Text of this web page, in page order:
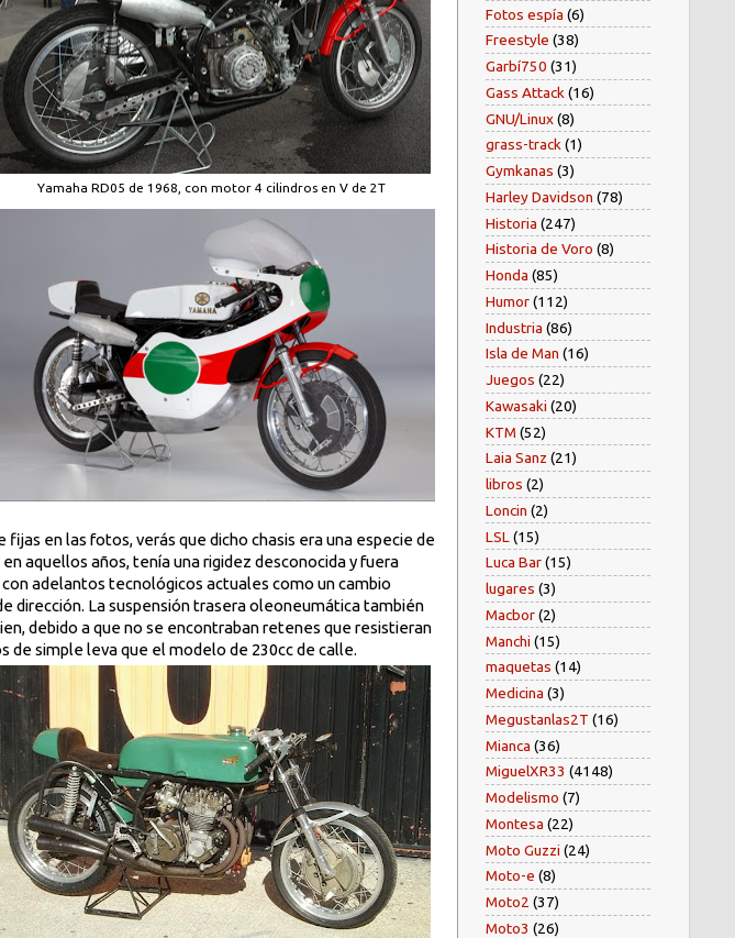
Yamaha RD05 de 1968, con motor 4 cilindros en V de 2T
en las fotos, verás que dicho chasis era una especie de
aquellos años, tenía una rigidez desconocida y fuera
adelantos tecnológicos actuales como un cambio
dirección. La suspensión trasera oleoneumática también
debido a que no se encontraban retenes que resistieran
de simple leva que el modelo de 230cc de calle.
Fotos espía (6)
Freestyle (38)
Garbí750 (31)
Gass Attack (16)
GNU/Linux(8)
grass-track(1)
Gymkanas (3)
Harley Davidson (78)
Historia (247)
Historia de Voro (8)
Honda (85)
Humor(112)
Industria (86)
Isla de Man (16)
Juegos (22)
Kawasaki (20)
KTM (52)
Laia Sanz (21)
libros (2)
Loncin (2)
LSL (15)
Luca Bar(15)
lugares (3)
Macbor(2)
Manchi (15)
maquetas (14)
Medicina (3)
Megustanlas2T (16)
Mianca (36)
MiguelXR33 (4148)
Modelismo (7)
Montesa (22)
Moto Guzzi (24)
Moto-e (8)
Moto2 (37)
Moto3 (26)